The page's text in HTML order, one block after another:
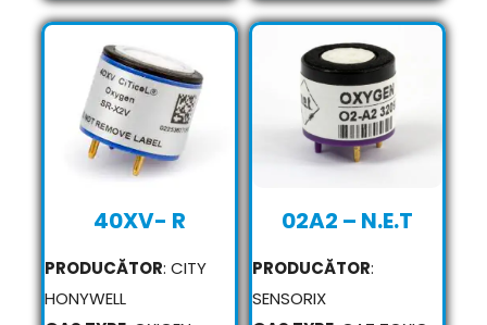
40XV- R
PRODUCĂTOR: CITY
HONYWELL
02A2 – N.E.T
PRODUCĂTOR:
SENSORIX